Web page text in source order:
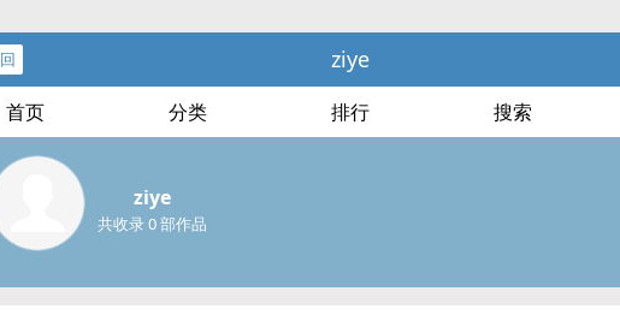
ziye
首页 分类 排行 搜索
ziye
共收录 0 部作品